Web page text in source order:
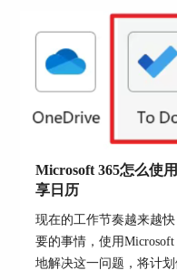
图片1
表”弹窗，为了方便
插入到“现有工作表”
后面的箭头随意选
示：
内容，方法步骤非常简
Microsoft 365怎么使
享日历
现在的工作节奏越来越
要的事情，使用
地解决这一问题，将计